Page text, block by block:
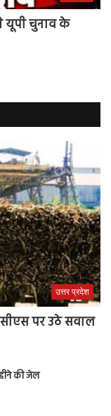
यूपी चुनाव के
उत्तर प्रदेश
पर उठे सवाल
की जेल